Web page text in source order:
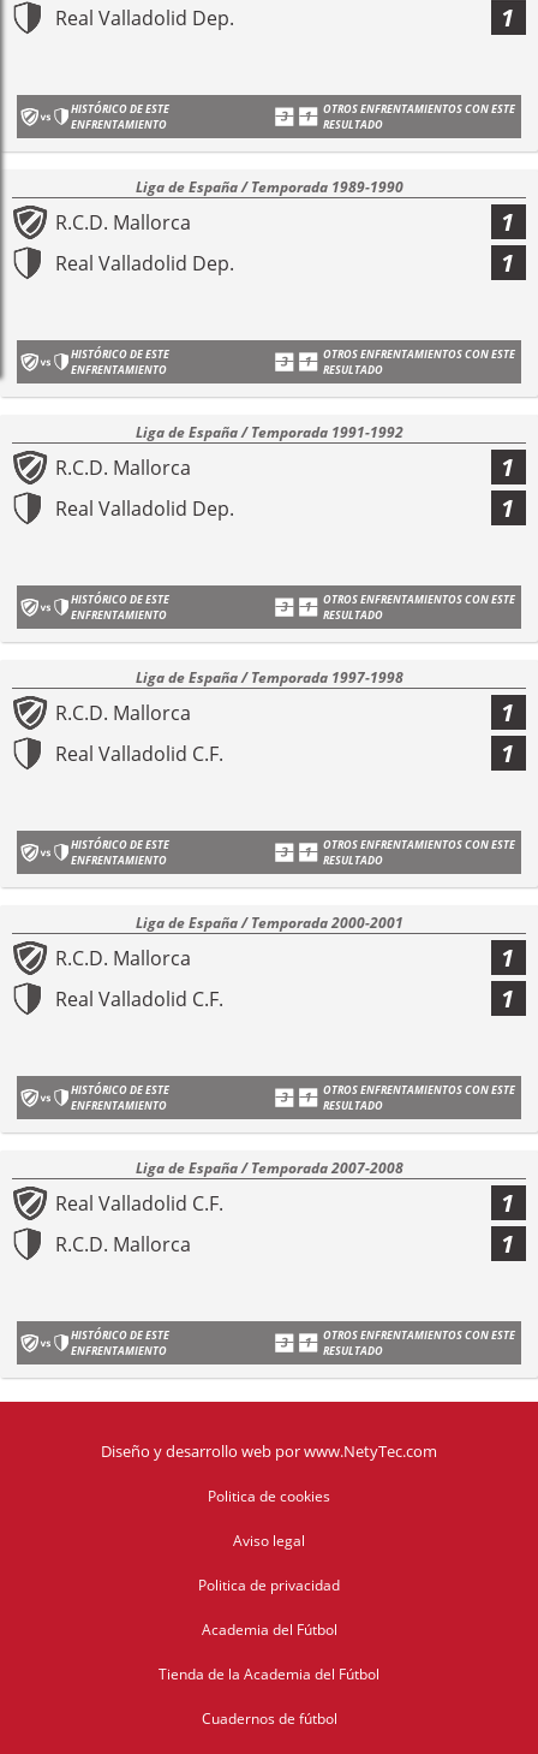
Real Valladolid Dep. 1
HISTÓRICO DE ESTE
ENFRENTAMIENTO
OTROS ENFRENTAMIENTOS CON ESTE
RESULTADO
Liga de España / Temporada 1989-1990
R.C.D. Mallorca 1
Real Valladolid Dep. 1
HISTÓRICO DE ESTE
ENFRENTAMIENTO
OTROS ENFRENTAMIENTOS CON ESTE
RESULTADO
Liga de España / Temporada 1991-1992
R.C.D. Mallorca 1
Real Valladolid Dep. 1
HISTÓRICO DE ESTE
ENFRENTAMIENTO
OTROS ENFRENTAMIENTOS CON ESTE
RESULTADO
Liga de España / Temporada 1997-1998
R.C.D. Mallorca 1
Real Valladolid C.F. 1
HISTÓRICO DE ESTE
ENFRENTAMIENTO
OTROS ENFRENTAMIENTOS CON ESTE
RESULTADO
Liga de España / Temporada 2000-2001
R.C.D. Mallorca 1
Real Valladolid C.F. 1
HISTÓRICO DE ESTE
ENFRENTAMIENTO
OTROS ENFRENTAMIENTOS CON ESTE
RESULTADO
Liga de España / Temporada 2007-2008
Real Valladolid C.F. 1
R.C.D. Mallorca 1
HISTÓRICO DE ESTE
ENFRENTAMIENTO
OTROS ENFRENTAMIENTOS CON ESTE
RESULTADO
Diseño y desarrollo web porwww.NetyTec.com
Politica de cookies
Aviso legal
Politica de privacidad
Academia del Fútbol
Tienda de la Academia del Fútbol
Cuadernos de fútbol